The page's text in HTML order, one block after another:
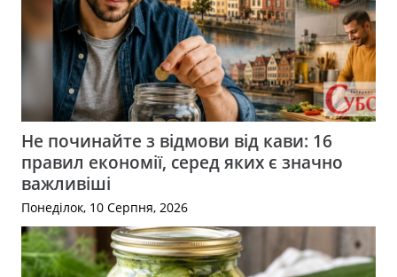
Не починайте з відмови від кави: 16
правил економії, серед яких є значно
важливіші
Понеділок, 10 Серпня, 2026